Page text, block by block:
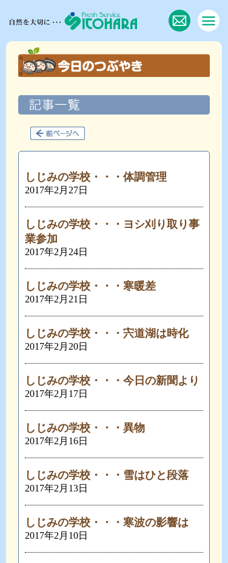
しじみの学校・・・体調管理
2017年2月27日
しじみの学校・・・ヨシ刈り取り事
業参加
2017年2月24日
しじみの学校・・・寒暖差
2017年2月21日
しじみの学校・・・宍道湖は時化
2017年2月20日
しじみの学校・・・今日の新聞より
2017年2月17日
しじみの学校・・・異物
2017年2月16日
しじみの学校・・・雪はひと段落
2017年2月13日
しじみの学校・・・寒波の影響は
2017年2月10日